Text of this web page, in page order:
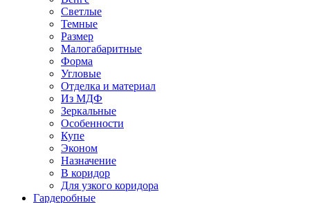
Светлые
Темные
Размер
Малогабаритные
Форма
Угловые
Отделка и материал
Из МДФ
Зеркальные
Особенности
Купе
Эконом
Назначение
В коридор
Для узкого коридора
Гардеробные